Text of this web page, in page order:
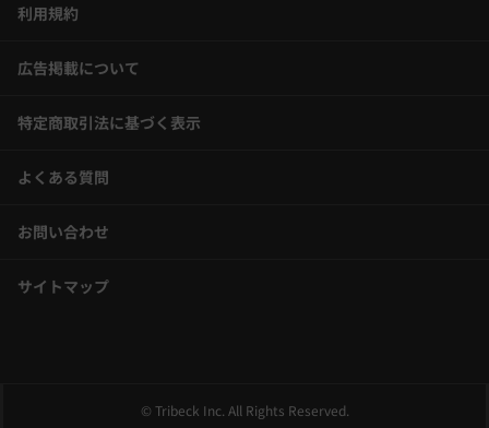
利用規約
広告掲載について
特定商取引法に基づく表示
よくある質問
お問い合わせ
サイトマップ
© Tribeck Inc. All Rights Reserved.